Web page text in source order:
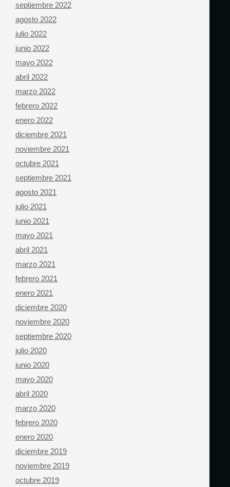
septiembre 2022
agosto 2022
julio 2022
junio 2022
mayo 2022
abril 2022
marzo 2022
febrero 2022
enero 2022
diciembre 2021
noviembre 2021
octubre 2021
septiembre 2021
agosto 2021
julio 2021
junio 2021
mayo 2021
abril 2021
marzo 2021
febrero 2021
enero 2021
diciembre 2020
noviembre 2020
septiembre 2020
julio 2020
junio 2020
mayo 2020
abril 2020
marzo 2020
febrero 2020
enero 2020
diciembre 2019
noviembre 2019
octubre 2019